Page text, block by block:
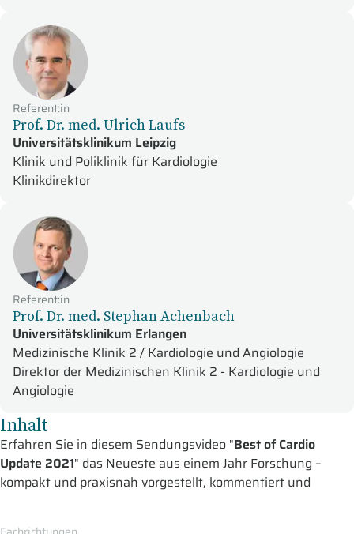
Referent:in
Prof. Dr. med. Ulrich Laufs
Universitätsklinikum Leipzig
Klinik und Poliklinik für Kardiologie
Klinikdirektor
Referent:in
Prof. Dr. med. Stephan Achenbach
Universitätsklinikum Erlangen
Medizinische Klinik 2 / Kardiologie und Angiologie
Direktor der Medizinischen Klinik 2 - Kardiologie und
Angiologie
Inhalt
Erfahren Sie in diesem Sendungsvideo "Best of Cardio
Update 2021" das Neueste aus einem Jahr Forschung –
kompakt und praxisnah vorgestellt, kommentiert und